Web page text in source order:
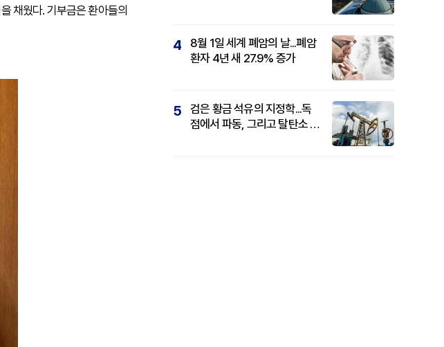
채웠다. 기부금은 환아들의
4
8월 1일 세계 폐암의 날...폐암
환자 4년 새 27.9% 증가
5
검은 황금 석유의 지정학...독
점에서 파동, 그리고 탈탄소 패